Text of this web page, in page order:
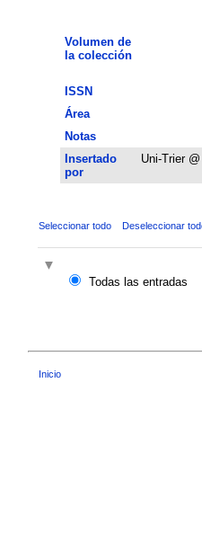
Volumen de
la colección
ISSN
Área
Notas
Insertado
por
Uni-Trier
Seleccionar todo Deseleccionar
Todas las entradas
Inicio